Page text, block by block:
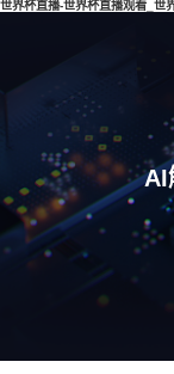
世界杯直播-世界杯直播观看_世
AI